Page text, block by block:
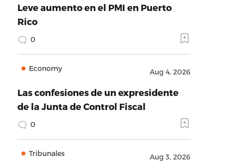
Leve aumento en el PMI en Puerto
Rico
0
Economy Aug 4, 2026
Las confesiones de un expresidente
de la Junta de Control Fiscal
0
Tribunales Aug 3, 2026